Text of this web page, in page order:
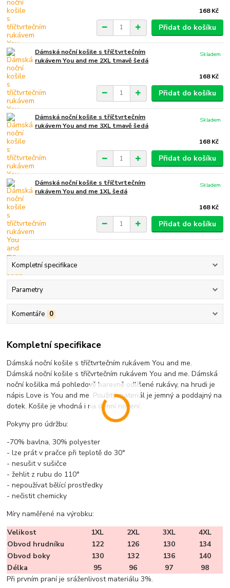
168 Kč
Přidat do košíku
Dámská noční košile s tříčtvrtečním
rukávem You and me 2XL tmavě šedá
168 Kč
Skladem
Přidat do košíku
Dámská noční košile s tříčtvrtečním
rukávem You and me 3XL tmavě šedá
168 Kč
Skladem
Přidat do košíku
Dámská noční košile s tříčtvrtečním
rukávem You and me 1XL šedá
168 Kč
Skladem
Přidat do košíku
Kompletní specifikace
Parametry
Komentáře 0
Kompletní specifikace
Dámská noční košile s tříčtvrtečním rukávem You and me.
Dámská noční košile s tříčvrtečním rukávem You and me. Dámská
noční košilka má pohledově barevně odlišené rukávy, na hrudi je
nápis Love is You and me. Použitý materiál je jemný a poddajný na
dotek. Košile je vhodná i na denní nošení.
Pokyny pro údržbu:
-70% bavlna, 30% polyester
- lze prát v pračce při teplotě do 30°
- nesušit v sušičce
- žehlit z rubu do 110°
- nepoužívat bělící prostředky
- nečistit chemicky
Míry naměřené na výrobku:
Velikost
1XL 2XL 3XL
4XL
Obvod hrudníku
122 126 130
134
Obvod boky
130 132 136
140
Délka
95 96 97
98
Při prvním praní je sráženlivost materiálu 3%.